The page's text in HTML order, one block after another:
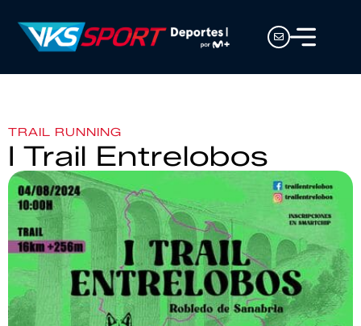
TRAIL RUNNING
I Trail Entrelobos